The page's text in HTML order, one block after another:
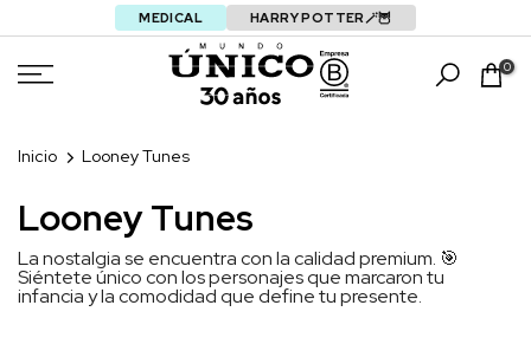
MEDICAL HARRY POTTER🪄🦉
0
Inicio Looney Tunes
Looney Tunes
La nostalgia se encuentra con la calidad premium. 🎯
Siéntete único con los personajes que marcaron tu
infancia y la comodidad que define tu presente.